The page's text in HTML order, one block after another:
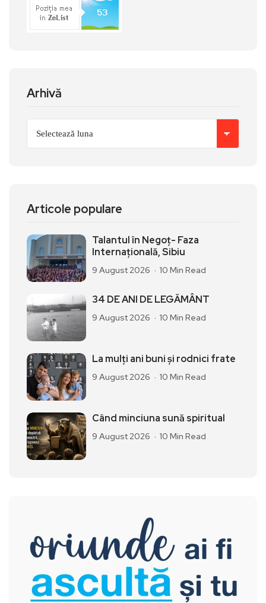
Arhivă
Articole populare
Talantul în Negoț- Faza
Internațională, Sibiu
9 August 2026 10 Min Read
34 DE ANI DE LEGĂMÂNT
9 August 2026 10 Min Read
La mulți ani buni și rodnici frate
9 August 2026 10 Min Read
Când minciuna sună spiritual
9 August 2026 10 Min Read